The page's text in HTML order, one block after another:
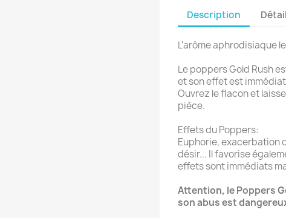
Description
L'arôme aphrodisiaque
Le poppers Gold Rush
et son effet est
Ouvrez le flacon et
pièce.
Effets du Poppers:
Euphorie, exacerbation
désir... Il favorise
effets sont immédiats
Attention, le Poppers
son abus est